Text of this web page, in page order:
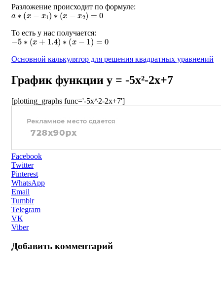
Разложение происходит по формуле:
a ∗(x−x1)∗ (x−x2)=0
То есть у нас получается:
−5∗(x+1.4)∗(x−1)=0
Основной калькулятор для решения квадратных уравнений
График функции y = -5x²-2x+7
[plotting_graphs func='-5x^2-2x+7']
Facebook
Twitter
Pinterest
WhatsApp
Email
Tumblr
Telegram
VK
Viber
Добавить комментарий